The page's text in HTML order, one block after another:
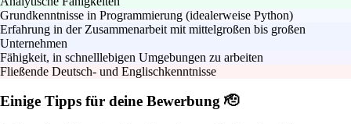
Grundkenntnisse in Programmierung (idealerweise Python)
Erfahrung in der Zusammenarbeit mit mittelgroßen bis großen
Unternehmen
Fähigkeit, in schnelllebigen Umgebungen zu arbeiten
Fließende Deutsch- und Englischkenntnisse
Einige Tipps für deine Bewerbung 🫡